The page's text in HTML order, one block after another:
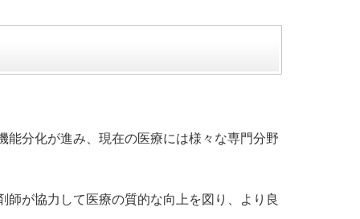
能分化が進み、現在の医療には様々な専門分野
師が協力して医療の質的な向上を図り、より良